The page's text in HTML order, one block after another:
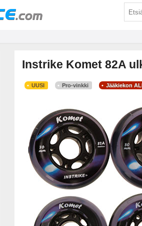
Instrike Komet 82A
UUSI Pro-vinkki Jääkiekon